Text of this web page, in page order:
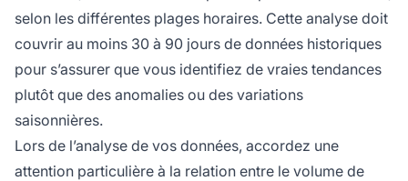
selon les différentes plages horaires. Cette analyse doit
couvrir au moins 30 à 90 jours de données historiques
pour s’assurer que vous identifiez de vraies tendances
plutôt que des anomalies ou des variations
saisonnières.
Lors de l’analyse de vos données, accordez une
attention particulière à la relation entre le volume de